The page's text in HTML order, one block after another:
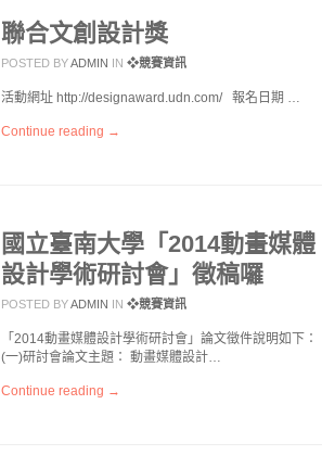
聯合文創設計獎
POSTED BYADMIN IN ❖競賽資訊
活動網址 http://designaward.udn.com/ 報名日期 …
Continue reading →
國立臺南大學「2014動畫媒體
設計學術研討會」徵稿囉
POSTED BYADMIN IN ❖競賽資訊
「2014動畫媒體設計學術研討會」論文徵件說明如下：
(一)研討會論文主題： 動畫媒體設計…
Continue reading →